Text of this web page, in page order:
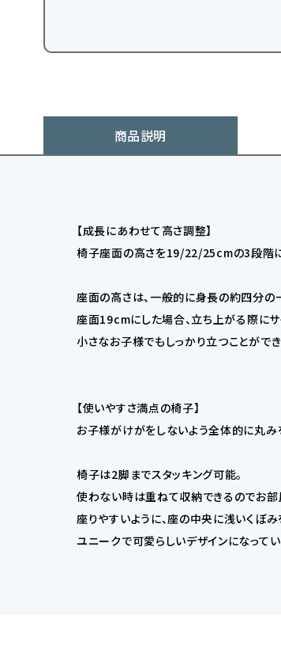
商品説明
【成長にあわせて高さ調整】
椅子座面の高さを19/22/25cmの3段階に
座面の高さは、一般的に身長の約四分の
座面19cmにした場合、立ち上がる際にサ
小さなお子様でもしっかり立つことができ
【使いやすさ満点の椅子】
お子様がけがをしないよう全体的に丸み
椅子は2脚までスタッキング可能。
使わない時は重ねて収納できるのでお部
座りやすいように、座の中央に浅いくぼみ
ユニークで可愛らしいデザインになってい